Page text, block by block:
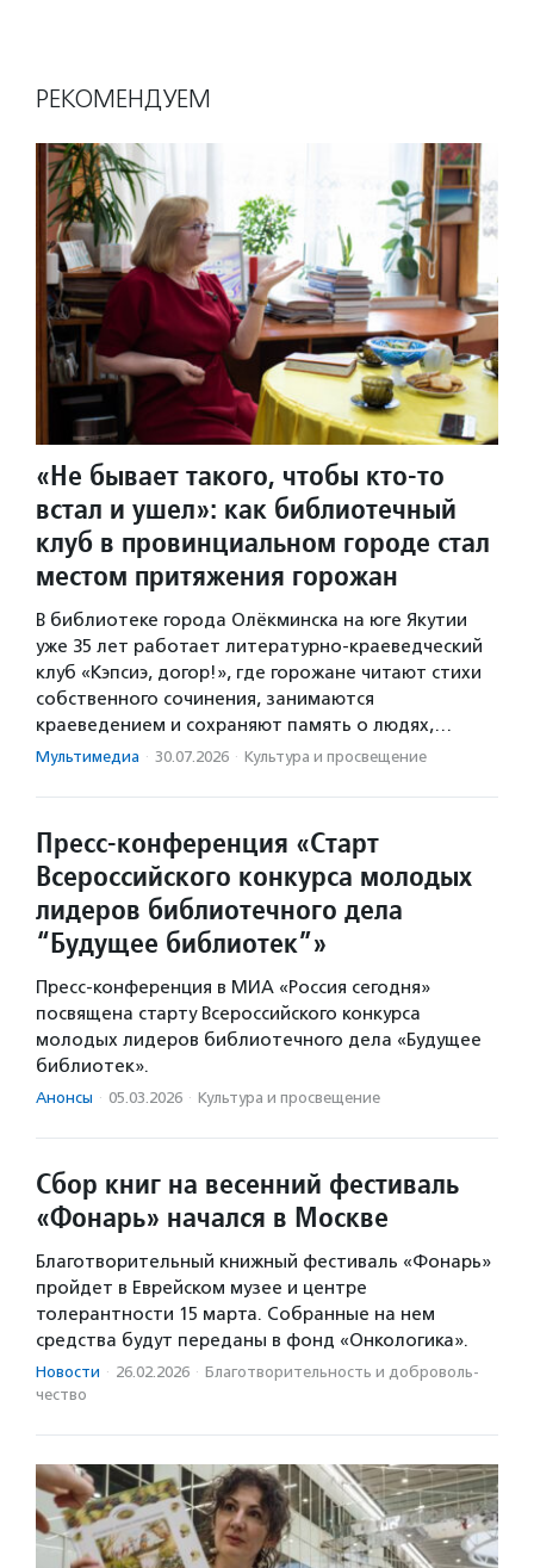
РЕКОМЕНДУЕМ
«Не бывает такого, чтобы кто-то
встал и ушел»: как библиотечный
клуб в провинциальном городе стал
местом притяжения горожан
В библиотеке города Олёкминска на юге Якутии
уже 35 лет работает литературно-краеведческий
клуб «Кэпсиэ, догор!», где горожане читают стихи
собственного сочинения, занимаются
краеведением и сохраняют память о людях,…
Мультимедиа · 30.07.2026 · Культура и просвещение
Пресс-конференция «Старт
Всероссийского конкурса молодых
лидеров библиотечного дела
“Будущее библиотек”»
Пресс-конференция в МИА «Россия сегодня»
посвящена старту Всероссийского конкурса
молодых лидеров библиотечного дела «Будущее
библиотек».
Анонсы · 05.03.2026 · Культура и просвещение
Сбор книг на весенний фестиваль
«Фонарь» начался в Москве
Благотворительный книжный фестиваль «Фонарь»
пройдет в Еврейском музее и центре
толерантности 15 марта. Собранные на нем
средства будут переданы в фонд «Онкологика».
Новости · 26.02.2026 · Благотвори­тель­ность и доброволь­
чест­во